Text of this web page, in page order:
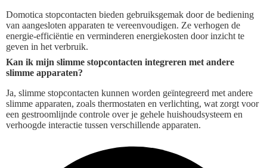
Domotica stopcontacten bieden gebruiksgemak door de bediening
van aangesloten apparaten te vereenvoudigen. Ze verhogen de
energie-efficiëntie en verminderen energiekosten door inzicht te
geven in het verbruik.
Kan ik mijn slimme stopcontacten integreren met andere
slimme apparaten?
Ja, slimme stopcontacten kunnen worden geïntegreerd met andere
slimme apparaten, zoals thermostaten en verlichting, wat zorgt voor
een gestroomlijnde controle over je gehele huishoudsysteem en
verhoogde interactie tussen verschillende apparaten.